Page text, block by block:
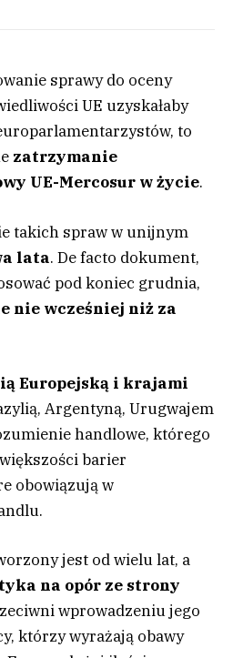
sprawy do oceny
UE uzyskałaby
to
zatrzymanie
UE-Mercosur w życie.
takich spraw w unijnym
lata. De facto dokument,
pod koniec grudnia,
nie wcześniej niż za
Europejską i krajami
Argentyną, Urugwajem
handlowe, którego
barier
obowiązują w
jest od wielu lat, a
na opór ze strony
wprowadzeniu jego
którzy wyrażają obawy